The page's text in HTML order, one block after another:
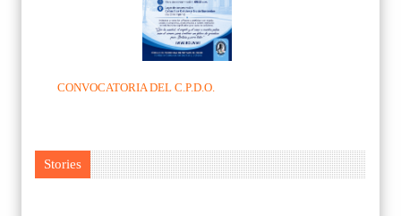
CONVOCATORIA DEL C.P.D.O.
Stories